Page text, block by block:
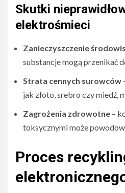
Skutki
elektrośmieci
Zanieczyszczenie
substancje mogą przenikać
Strata cennych surowców
jak złoto, srebro czy miedź,
Zagrożenia zdrowotne –
toksycznymi może
Proces